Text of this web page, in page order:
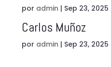
por admin | Sep 23, 2025
Carlos Muñoz
por admin | Sep 23, 2025